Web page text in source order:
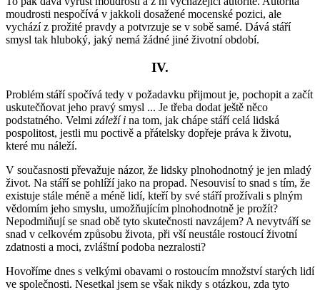
moudrosti nespočívá v jakkoli dosažené mocenské pozici, ale
vychází z prožité pravdy a potvrzuje se v sobě samé. Dává stáří
smysl tak hluboký, jaký nemá žádné jiné životní období.
IV.
Problém stáří spočívá tedy v požadavku přijmout je, pochopit a začít
uskutečňovat jeho pravý smysl ... Je třeba dodat ještě něco
podstatného. Velmi záleží i na tom, jak chápe stáří celá lidská
pospolitost, jestli mu poctivě a přátelsky dopřeje práva k životu,
které mu náleží.
V současnosti převažuje názor, že lidsky plnohodnotný je jen mladý
život. Na stáří se pohlíží jako na propad. Nesouvisí to snad s tím, že
existuje stále méně a méně lidí, kteří by své stáří prožívali s plným
vědomím jeho smyslu, umožňujícím plnohodnotně je prožít?
Nepodmiňují se snad obě tyto skutečnosti navzájem? A nevytváří se
snad v celkovém způsobu života, při vší neustále rostoucí životní
zdatnosti a moci, zvláštní podoba nezralosti?
Hovoříme dnes s velkými obavami o rostoucím množství starých lidí
ve společnosti. Nesetkal jsem se však nikdy s otázkou, zda tyto